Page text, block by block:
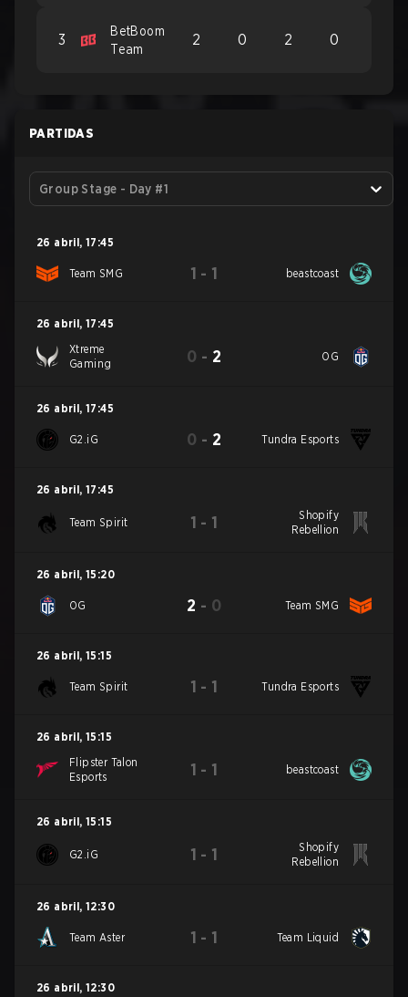
3
BetBoom
Team
2 0 2 0
PARTIDAS
Group Stage - Day #1
26 abril, 17:45
Team SMG 1 - 1 beastcoast
26 abril, 17:45
Xtreme
Gaming
0 - 2 OG
26 abril, 17:45
G2.iG 0 - 2 Tundra Esports
26 abril, 17:45
Team Spirit 1 - 1
Shopify
Rebellion
26 abril, 15:20
OG 2 - 0 Team SMG
26 abril, 15:15
Team Spirit 1 - 1 Tundra Esports
26 abril, 15:15
Flipster Talon
Esports
1 - 1 beastcoast
26 abril, 15:15
G2.iG 1 - 1
Shopify
Rebellion
26 abril, 12:30
Team Aster 1 - 1 Team Liquid
26 abril, 12:30